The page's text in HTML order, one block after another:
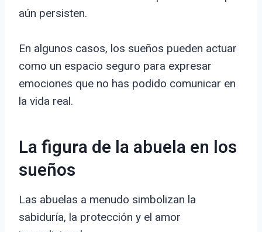
aún persisten.
En algunos casos, los sueños pueden actuar
como un espacio seguro para expresar
emociones que no has podido comunicar en
la vida real.
La figura de la abuela en los
sueños
Las abuelas a menudo simbolizan la
sabiduría, la protección y el amor